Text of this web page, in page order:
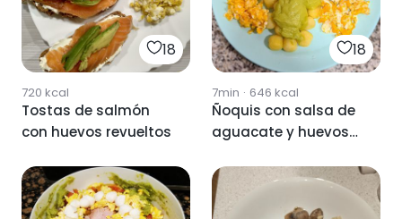
18
720 kcal
Tostas de salmón
con huevos revueltos
18
7min · 646 kcal
Ñoquis con salsa de
aguacate y huevos